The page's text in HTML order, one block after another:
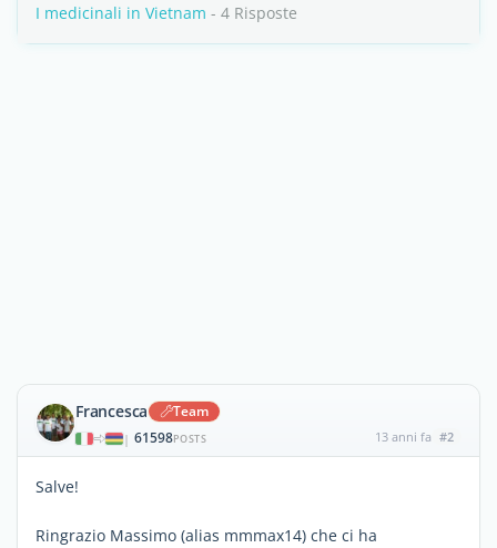
I medicinali in Vietnam - 4 Risposte
Francesca Team
| 61598POSTS 13 anni fa #2
Salve!
Ringrazio Massimo (alias mmmax14) che ci ha